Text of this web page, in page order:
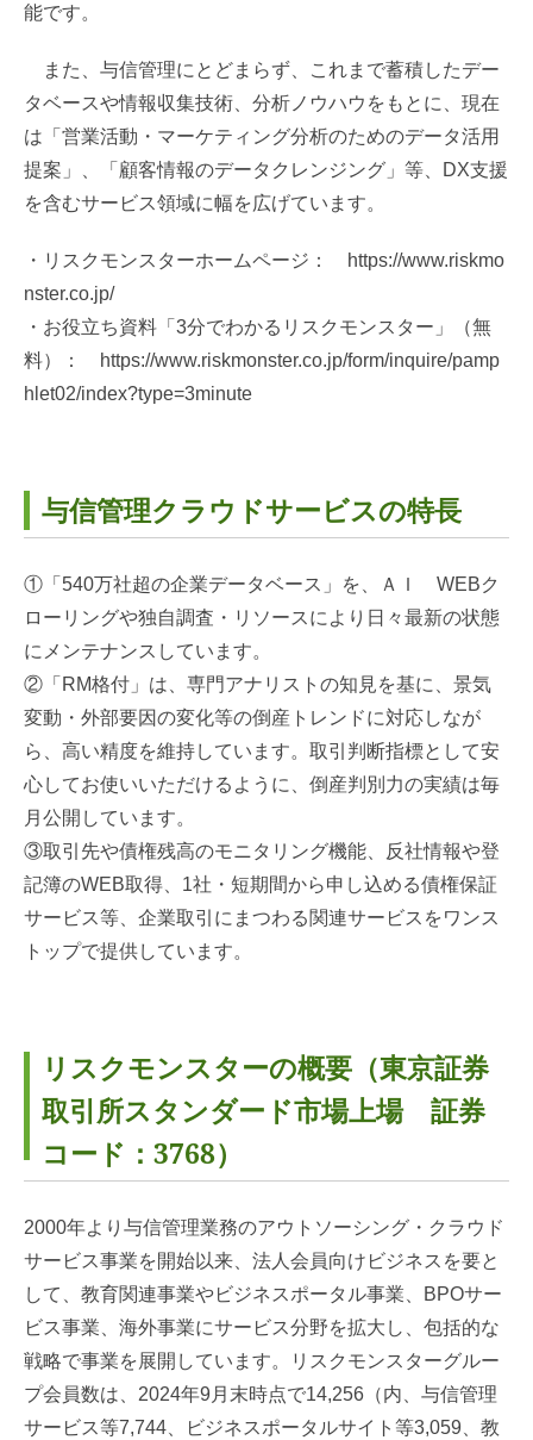
能です。
また、与信管理にとどまらず、これまで蓄積したデー
タベースや情報収集技術、分析ノウハウをもとに、現在
は「営業活動・マーケティング分析のためのデータ活用
提案」、「顧客情報のデータクレンジング」等、DX支援
を含むサービス領域に幅を広げています。
・リスクモンスターホームページ：
https://www.riskmo
nster.co.jp/
・お役立ち資料「3分でわかるリスクモンスター」（無
料）：
https://www.riskmonster.co.jp/form/inquire/pamp
hlet02/index?type=3minute
与信管理クラウドサービスの特長
①「540万社超の企業データベース」を、ＡＩ WEBク
ローリングや独自調査・リソースにより日々最新の状態
にメンテナンスしています。
②「RM格付」は、専門アナリストの知見を基に、景気
変動・外部要因の変化等の倒産トレンドに対応しなが
ら、高い精度を維持しています。取引判断指標として安
心してお使いいただけるように、倒産判別力の実績は毎
月公開しています。
③取引先や債権残高のモニタリング機能、反社情報や登
記簿のWEB取得、1社・短期間から申し込める債権保証
サービス等、企業取引にまつわる関連サービスをワンス
トップで提供しています。
リスクモンスターの概要（東京証券
取引所スタンダード市場上場 証券
コード：3768）
2000年より与信管理業務のアウトソーシング・クラウド
サービス事業を開始以来、法人会員向けビジネスを要と
して、教育関連事業やビジネスポータル事業、BPOサー
ビス事業、海外事業にサービス分野を拡大し、包括的な
戦略で事業を展開しています。リスクモンスターグルー
プ会員数は、2024年9月末時点で14,256（内、与信管理
サービス等7,744、ビジネスポータルサイト等3,059、教